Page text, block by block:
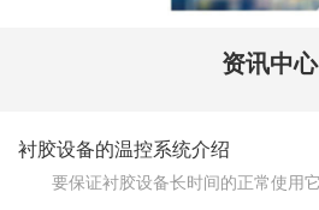
资讯中心
衬胶设备的温控系统介绍